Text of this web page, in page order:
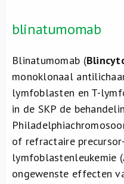
blinatumomab
Blinatumomab (
monoklonaal
lymfoblasten en T-
in de SKP de
of refractaire
lymfoblastenleukemie
ongewenste effecten